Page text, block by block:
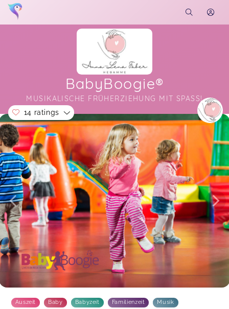
BabyBoogie®
MUSIKALISCHE FRÜHERZIEHUNG MIT SPASS!
Soon you will learn more about me here...
14 ratings
Schöne Lieder, viel Spaß und eine sehr liebe und
motivierte Kursleiterin:)
Feb 12
Einfach unglaublich toll und liebevoll gestaltet
Dunja Maria, Jan 07
❤️❤️❤️
Der Kurs hat sehr viel Spaß gemacht! Anna-Lena
hat den Kurs super motiviert und mit ganz viel
zwischendurch waren super - so haben wir eine
Auszeit Baby Babyzeit Familienzeit Musik